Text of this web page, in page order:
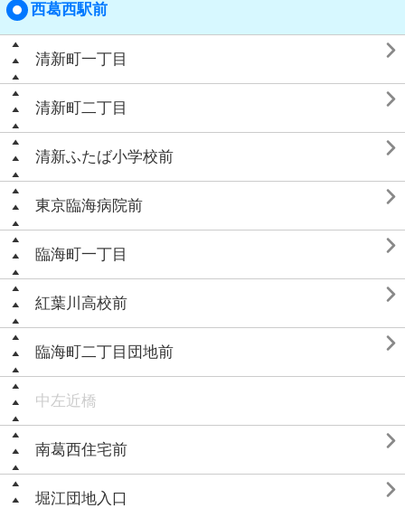
西葛西駅前
清新町一丁目 
清新町二丁目 
清新ふたば小学校前 
東京臨海病院前 
臨海町一丁目 
紅葉川高校前 
臨海町二丁目団地前 
中左近橋
南葛西住宅前 
堀江団地入口 